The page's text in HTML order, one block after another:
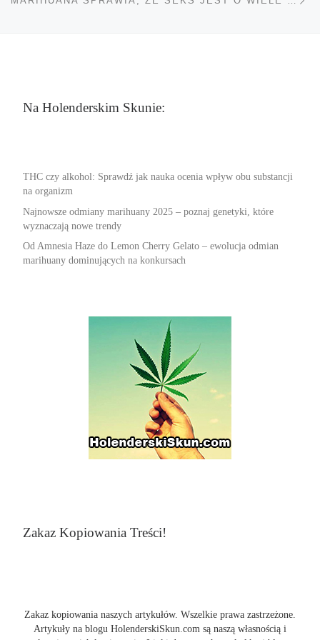
Na Holenderskim Skunie:
THC czy alkohol: Sprawdź jak nauka ocenia wpływ obu substancji
na organizm
Najnowsze odmiany marihuany 2025 – poznaj genetyki, które
wyznaczają nowe trendy
Od Amnesia Haze do Lemon Cherry Gelato – ewolucja odmian
marihuany dominujących na konkursach
Zakaz Kopiowania Treści!
Zakaz kopiowania naszych artykułów. Wszelkie prawa zastrzeżone.
Artykuły na blogu HolenderskiSkun.com są naszą własnością i